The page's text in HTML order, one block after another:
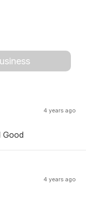
4 years ago
Good
4 years ago